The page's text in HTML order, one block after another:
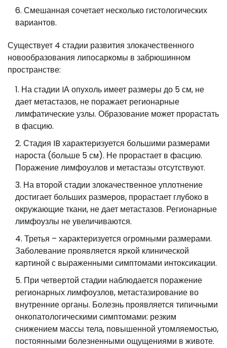
Смешанная сочетает несколько гистологических
вариантов.
Существует 4 стадии развития злокачественного
новообразования липосаркомы в забрюшинном
пространстве:
На стадии IА опухоль имеет размеры до 5 см, не
дает метастазов, не поражает регионарные
лимфатические узлы. Образование может прорастать
в фасцию.
Стадия IB характеризуется большими размерами
нароста (больше 5 см). Не прорастает в фасцию.
Поражение лимфоузлов и метастазы отсутствуют.
На второй стадии злокачественное уплотнение
достигает больших размеров, прорастает глубоко в
окружающие ткани, не дает метастазов. Регионарные
лимфоузлы не увеличиваются.
Третья – характеризуется огромными размерами.
Заболевание проявляется яркой клинической
картиной с выраженными симптомами интоксикации.
При четвертой стадии наблюдается поражение
регионарных лимфоузлов, метастазирование во
внутренние органы. Болезнь проявляется типичными
онкопатологическими симптомами: резким
снижением массы тела, повышенной утомляемостью,
постоянными болезненными ощущениями в животе.